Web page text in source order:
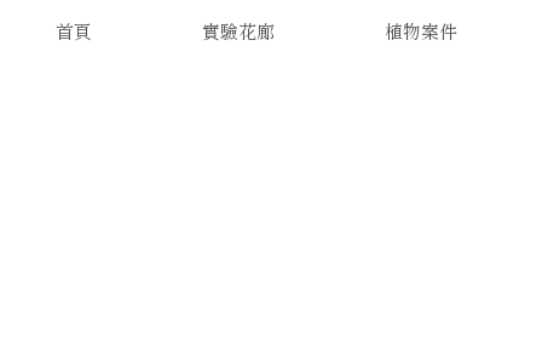
首頁 實驗花廊 植物案件